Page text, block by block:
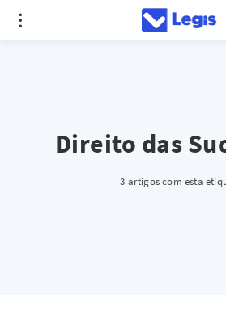
Direito das
3 artigos com esta